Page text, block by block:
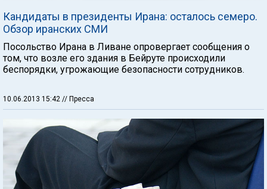
Кандидаты в президенты Ирана: осталось семеро.
Обзор иранских СМИ
Посольство Ирана в Ливане опровергает сообщения о
том, что возле его здания в Бейруте происходили
беспорядки, угрожающие безопасности сотрудников.
10.06.2013 15:42 // Пресса